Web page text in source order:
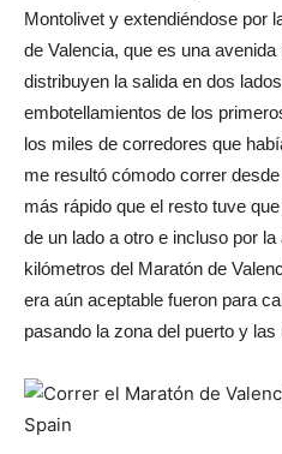
Montolivet y extendiéndose por
de Valencia, que es una
distribuyen la salida en dos
embotellamientos de los
los miles de corredores que
me resultó cómodo correr
más rápido que el resto tuve
de un lado a otro e incluso por
kilómetros del Maratón de
era aún aceptable fueron para
pasando la zona del puerto y